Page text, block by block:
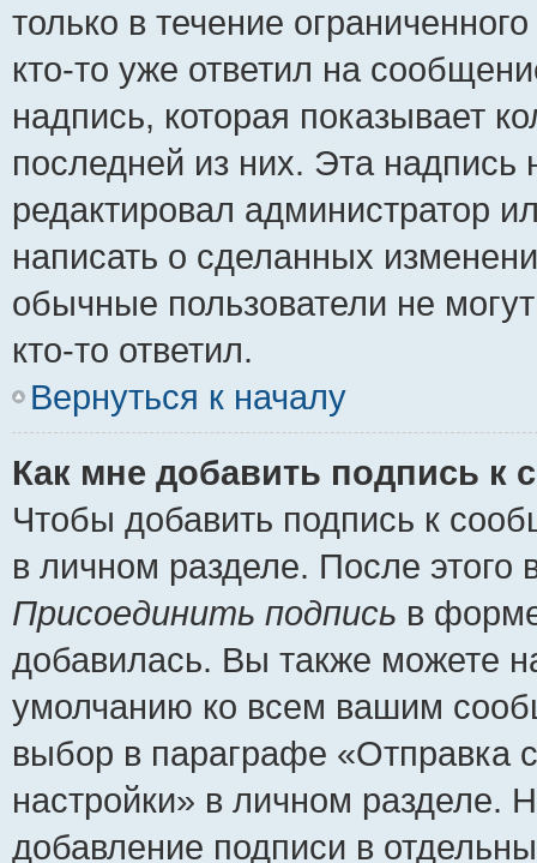
только в течение
кто-то уже ответил на
надпись, которая показывает
последней из них. Эта
редактировал администратор
написать о сделанных
обычные пользователи не
кто-то ответил.
Вернуться к началу
Как мне добавить подпись к
Чтобы добавить подпись к
в личном разделе. После
Присоединить подпись в
добавилась. Вы также можете
умолчанию ко всем вашим
выбор в параграфе «Отправка
настройки» в личном разделе.
добавление подписи в